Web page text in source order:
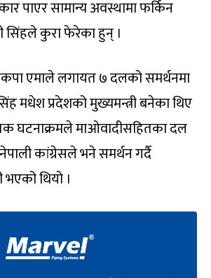
पाएर सामान्य अवस्थामा फर्किन
सिंहले कुरा फेरेका हुन् ।
एमाले लगायत ७ दलको समर्थनमा
मधेश प्रदेशको मुख्यमन्त्री बनेका थिए
घटनाक्रमले माओवादीसहितका दल
कांग्रेसले भने समर्थन गर्दै
थियो ।